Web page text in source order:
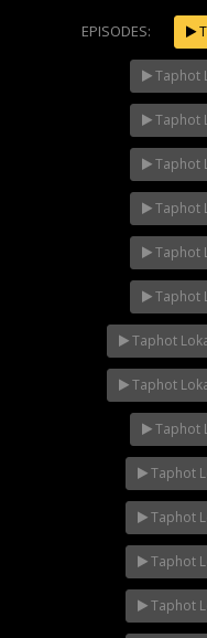
EPISODES:
Taphot
Taphot
Taphot
Taphot
Taphot
Taphot
Taphot
Taphot
Taphot
Taphot
Taphot
Taphot
Taphot